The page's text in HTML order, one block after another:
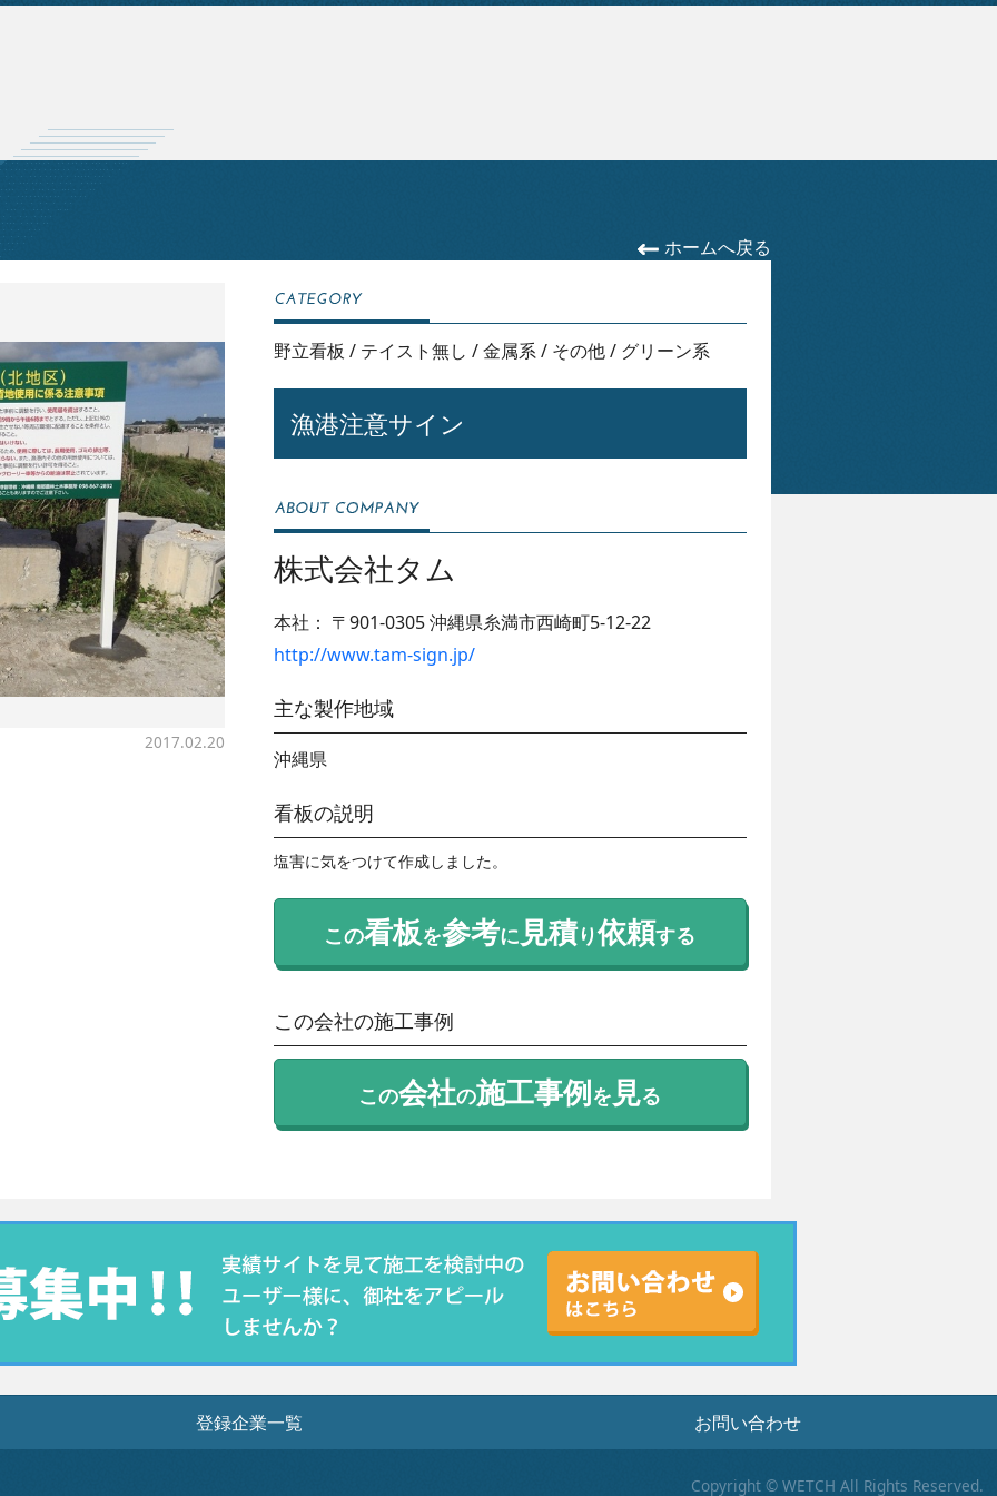
ホームへ戻る
2017.02.20
野立看板 / テイスト無し /金属系/ その他/ グリーン系
漁港注意サイン
株式会社タム
本社： 〒901-0305沖縄県糸満市西崎町5-12-22
http://www.tam-sign.jp/
主な製作地域
沖縄県
看板の説明
塩害に気をつけて作成しました。
この看板を参考に 見積り依頼する
この会社の施工事例
この会社の施工事例を 見る
登録企業一覧 お問い合わせ
Copyright © WETCH All Rights Reserved.